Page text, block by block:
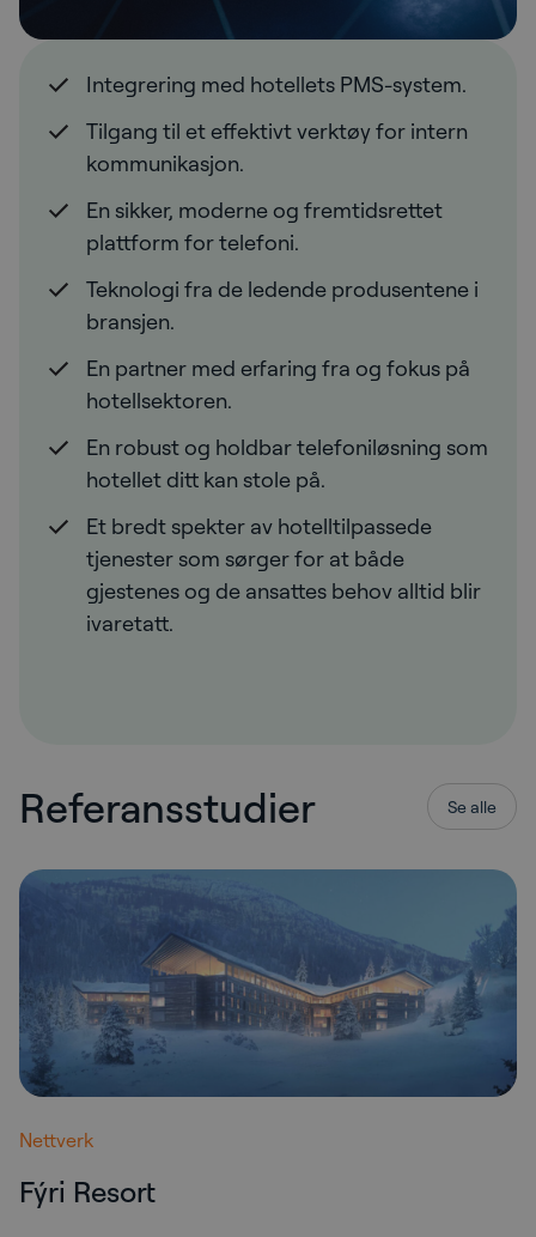
Integrering med hotellets PMS-system.
Tilgang til et effektivt verktøy for intern
kommunikasjon.
En sikker, moderne og fremtidsrettet
plattform for telefoni.
Teknologi fra de ledende produsentene i
bransjen.
En partner med erfaring fra og fokus på
hotellsektoren.
En robust og holdbar telefoniløsning som
hotellet ditt kan stole på.
Et bredt spekter av hotelltilpassede
tjenester som sørger for at både
gjestenes og de ansattes behov alltid blir
ivaretatt.
Referansstudier Se alle
Nettverk
Fýri Resort